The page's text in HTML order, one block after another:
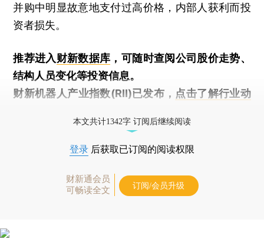
并购中明显故意地支付过高价格，内部人获利而投
资者损失。
推荐进入财新数据库 ，可随时查阅公司股价走势、
结构人员变化等投资信息。
财新机器人产业指数(RII)已发布， 点击了解行业动
本文共计1342字 订阅后继续阅读
登录 后获取已订阅的阅读权限
财新通会员
可畅读全文
订阅/会员升级